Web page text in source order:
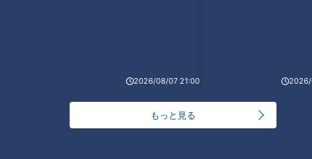
2026/08/07 21:00 2026/
もっと見る